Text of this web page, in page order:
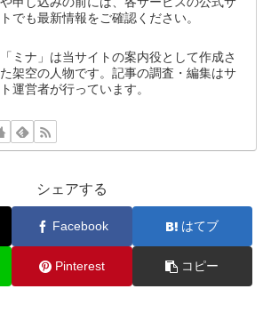
でも最新情報をご確認ください。
ミナ」は当サイトの案内役として作成さ
架空の人物です。記事の調査・編集はサ
運営者が行っています。
シェアする
Facebook はてブ
Pinterest コピー